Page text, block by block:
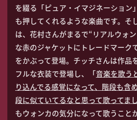
を綴る「ピュア・イマジネーション
も押してくれるような楽曲です。そ
は、花村さんがまるで“リアルウォ
な赤のジャケットにトレードマーク
をかぶって登場。チッチさんは作品
フルな衣装で登場し、「音楽を歌う
り込んでる感覚になって、階段も含
段に似ていてるなと思って歌ってまし
もウォンカの気分になって歌うこと